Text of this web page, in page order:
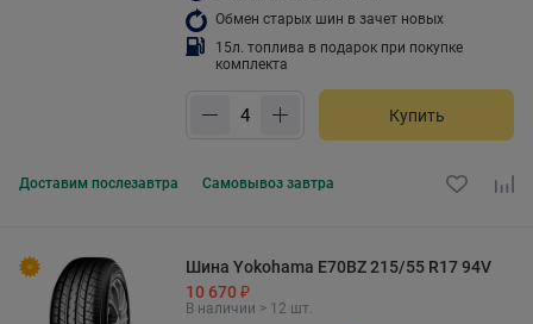
Обмен старых шин в зачет новых
15л. топлива в подарок при покупке
комплекта
Купить
Доставим послезавтра Самовывоз завтра
Шина Yokohama E70BZ 215/55 R17 94V
10 670 ₽
В наличии > 12 шт.